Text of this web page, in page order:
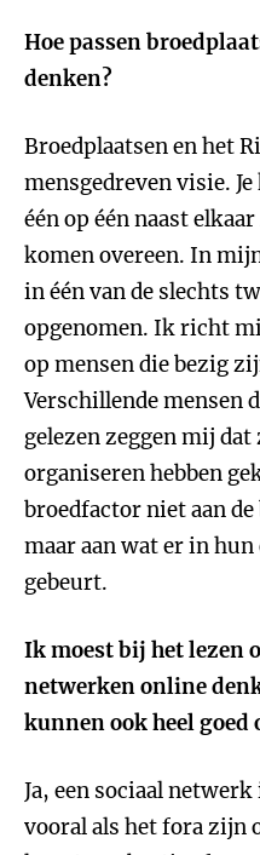
Hoe passen
denken?
Broedplaatsen en het
mensgedreven visie.
één op één naast
komen overeen. In
in één van de slechts
opgenomen. Ik richt
op mensen die bezig
Verschillende mensen
gelezen zeggen mij
organiseren hebben
broedfactor niet aan
maar aan wat er in
gebeurt.
Ik moest bij het lezen
netwerken online
kunnen ook heel
Ja, een sociaal
vooral als het fora zijn